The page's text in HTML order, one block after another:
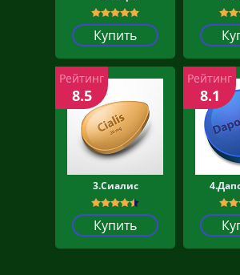
Купить
3.Сиалис
Купить
Рейтинг
8.5
Рейтинг
8.1